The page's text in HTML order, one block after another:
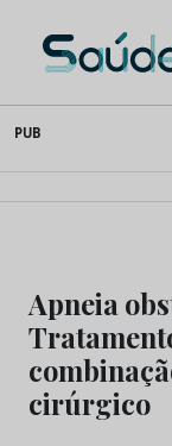
to
content
Saúde Oral
PUB
Apneia
cirúrgico